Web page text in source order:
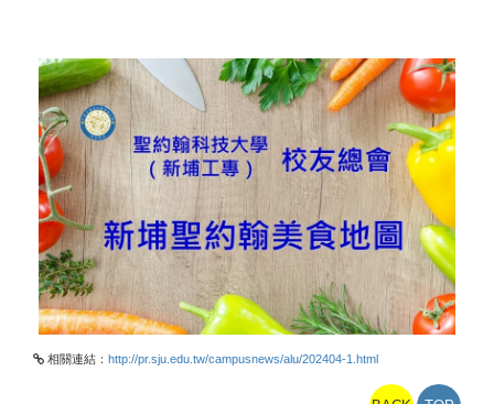
相關連結： http://pr.sju.edu.tw/campusnews/alu/202404-1.html